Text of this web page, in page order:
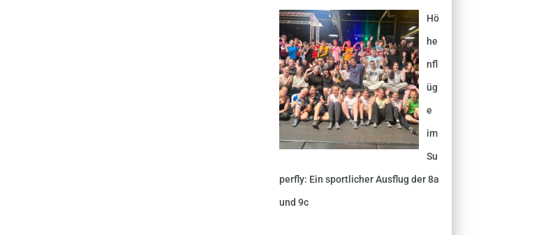
Hö
he
nfl
üg
e
im
Su
perfly: Ein sportlicher Ausflug der 8a
und 9c